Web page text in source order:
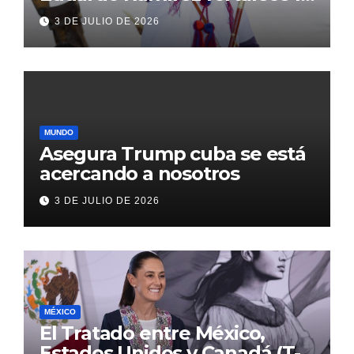
transformación de Aldama
con inversión histórica
3 DE JULIO DE 2026
MUNDO
Asegura Trump cuba se está
acercando a nosotros
3 DE JULIO DE 2026
MÉXICO
El Tratado entre México,